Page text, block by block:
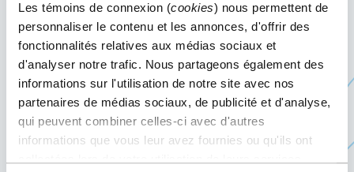
Les témoins de connexion (cookies) nous permettent de
personnaliser le contenu et les annonces, d'offrir des
fonctionnalités relatives aux médias sociaux et
d'analyser notre trafic. Nous partageons également des
informations sur l'utilisation de notre site avec nos
partenaires de médias sociaux, de publicité et d'analyse,
qui peuvent combiner celles-ci avec d'autres
informations que vous leur avez fournies ou qu'ils ont
accueilleLe Porc Show en format numériqueCe
lien
une
fenêtre
,
présenté par Les éleveurs de porc du Québec et
l’Association québécoise des industries de
nutrition animale et céréalière (AQINAC).
Directement de notresalle de diffusion
multifonctionnelle, l’événement réunit tous les